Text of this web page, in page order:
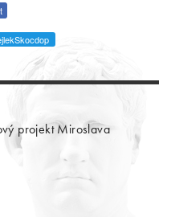
projekt Miroslava